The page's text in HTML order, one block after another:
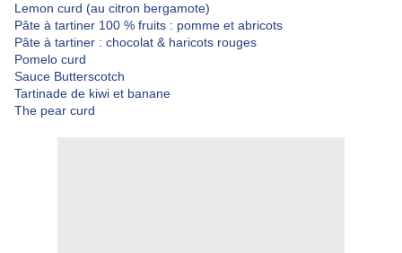
Lemon curd (au citron bergamote)
Pâte à tartiner 100 % fruits : pomme et abricots
Pâte à tartiner : chocolat & haricots rouges
Pomelo curd
Sauce Butterscotch
Tartinade de kiwi et banane
The pear curd